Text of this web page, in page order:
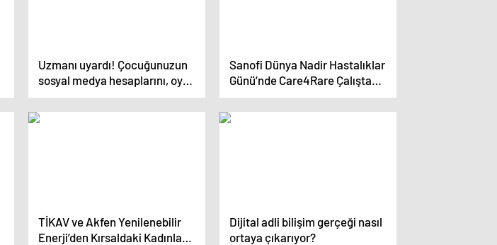
Uzmanı uyardı! Çocuğunuzun
sosyal medya hesaplarını, oyun
hesaplarını kontrol edin!
Sanofi Dünya Nadir Hastalıklar
Günü’nde Care4Rare Çalıştay
Raporu’nu Yayınladı
TİKAV ve Akfen Yenilenebilir
Enerji’den Kırsaldaki Kadınları
Dijital adli bilişim gerçeği nasıl
ortaya çıkarıyor?